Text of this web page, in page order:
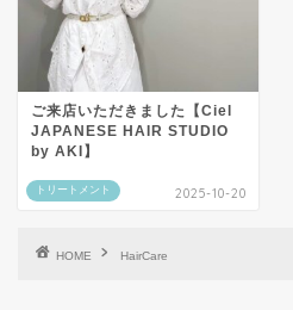
トリートメント
ご来店いただきました【Ciel
JAPANESE HAIR STUDIO
by AKI】
2025-10-20
HOME HairCare